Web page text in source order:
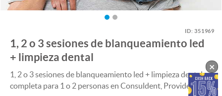
ID:351969
1, 2 o 3 sesiones de blanqueamiento led
+ limpieza dental
1, 2 o 3 sesiones de blanqueamiento led + limpieza dental
completa para 1 o 2 personas en Consuldent, Providencia
×